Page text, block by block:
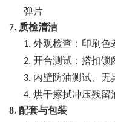
弹片
7. 质检清洁
1. 外观检查：印刷色
2. 开合测试：搭扣锁
3. 内壁防油测试、无
4. 烘干擦拭冲压残留
8. 配套与包装